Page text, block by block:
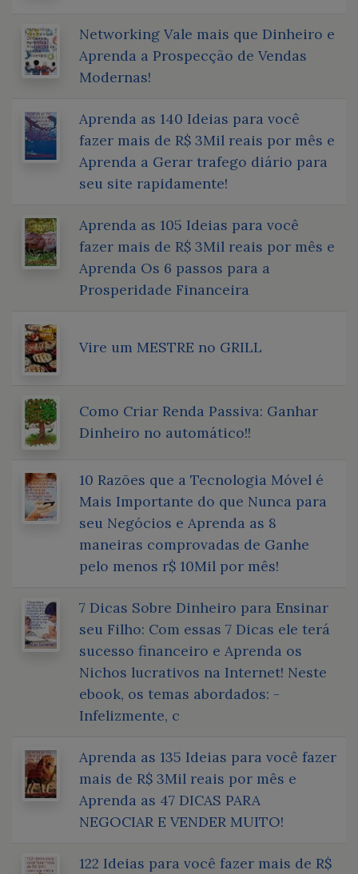
Networking Vale mais que Dinheiro e
Aprenda a Prospecção de Vendas
Modernas!
Aprenda as 140 Ideias para você
fazer mais de R$ 3Mil reais por mês e
Aprenda a Gerar trafego diário para
seu site rapidamente!
Aprenda as 105 Ideias para você
fazer mais de R$ 3Mil reais por mês e
Aprenda Os 6 passos para a
Prosperidade Financeira
Vire um MESTRE no GRILL
Como Criar Renda Passiva: Ganhar
Dinheiro no automático!!
10 Razões que a Tecnologia Móvel é
Mais Importante do que Nunca para
seu Negócios e Aprenda as 8
maneiras comprovadas de Ganhe
pelo menos r$ 10Mil por mês!
7 Dicas Sobre Dinheiro para Ensinar
seu Filho: Com essas 7 Dicas ele terá
sucesso financeiro e Aprenda os
Nichos lucrativos na Internet! Neste
ebook, os temas abordados: -
Infelizmente, c
Aprenda as 135 Ideias para você fazer
mais de R$ 3Mil reais por mês e
Aprenda as 47 DICAS PARA
NEGOCIAR E VENDER MUITO!
122 Ideias para você fazer mais de R$